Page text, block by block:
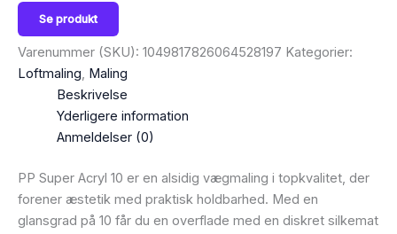
Se produkt
Varenummer (SKU): 1049817826064528197 Kategorier:
Loftmaling, Maling
Beskrivelse
Yderligere information
Anmeldelser (0)
PP Super Acryl 10 er en alsidig vægmaling i topkvalitet, der
forener æstetik med praktisk holdbarhed. Med en
glansgrad på 10 får du en overflade med en diskret silkemat